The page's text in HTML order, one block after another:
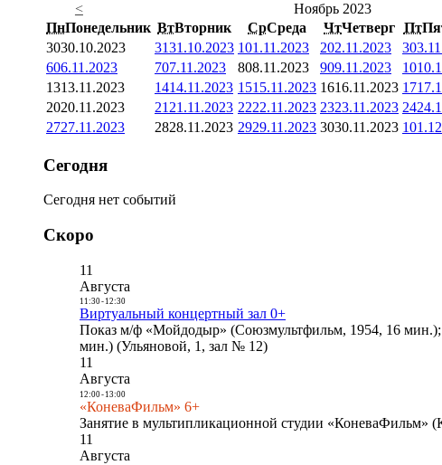
<
Ноябрь 2023
ПнПонедельник ВтВторник СрСреда ЧтЧетверг Пт
3030.10.2023 3131.10.2023 101.11.2023 202.11.2023 3
606.11.2023 707.11.2023 808.11.2023 909.11.2023 10
1313.11.2023 1414.11.2023 1515.11.2023 1616.11.2023 17
2020.11.2023 21 21.11.2023 2222.11.2023 2323.11.2023 24
2727.11.2023 2828.11.2023 2929.11.2023 3030.11.2023 1
Сегодня
Сегодня нет событий
Скоро
11
Августа
11:30- 12:30
Виртуальный концертный зал 0+
Показ м/ф «Мойдодыр» (Союзмультфильм, 1954, 16
мин.) (Ульяновой, 1, зал № 12)
11
Августа
12:00- 13:00
«КоневаФильм» 6+
Занятие в мультипликационной студии «КоневаФильм»
11
Августа